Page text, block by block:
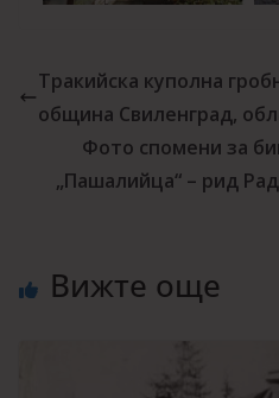
Тракийска куполна
община Свиленград,
Фото спомени за
„Пашалийца“ – рид
Вижте още